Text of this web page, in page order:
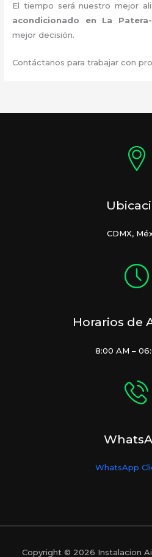
El tiempo será nuestro mejor
acondicionado en La
mejor decisión.
Contáctanos para trabajar con
CDMX,
Horarios de
8:00 AM –
WhatsApp
Copyright © 2026 Instalacion